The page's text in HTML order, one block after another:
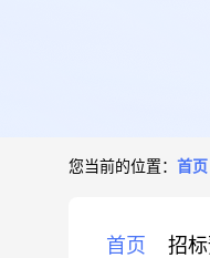
您当前的位置： 首页
首页 招